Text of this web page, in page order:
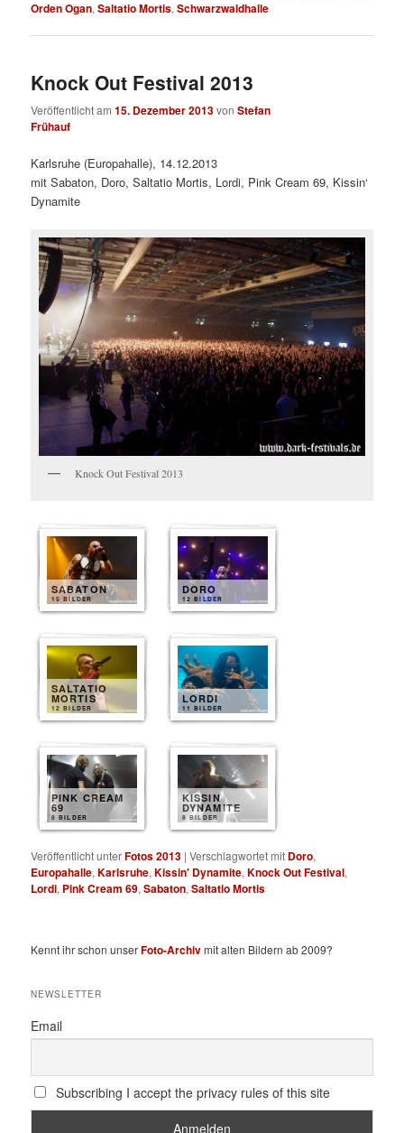
Orden Ogan,Saltatio Mortis,Schwarzwaldhalle
Knock Out Festival 2013
Veröffentlicht am15. Dezember 2013vonStefan
Frühauf
Karlsruhe (Europahalle), 14.12.2013
mit Sabaton, Doro, Saltatio Mortis, Lordi, Pink Cream 69, Kissin‘
Dynamite
Knock Out Festival 2013
SABATON
15 BILDER
DORO
12 BILDER
SALTATIO
MORTIS
12 BILDER
LORDI
11 BILDER
PINK CREAM
69
8 BILDER
KISSIN
DYNAMITE
8 BILDER
Veröffentlicht unterFotos 2013 |Verschlagwortet mit Doro,
Europahalle,Karlsruhe,Kissin' Dynamite,Knock Out Festival,
Lordi, Pink Cream 69,Sabaton,Saltatio Mortis
Kennt ihr schon unserFoto-Archivmit alten Bildern ab 2009?
NEWSLETTER
Email
Subscribing I accept the privacy rules of this site